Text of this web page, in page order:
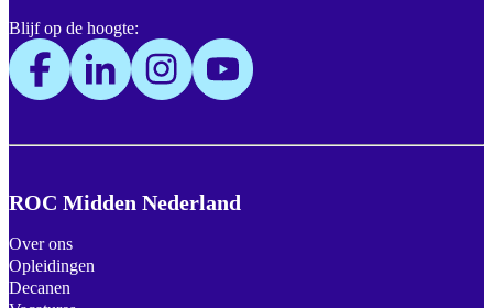
ROC Midden Nederland
Over ons
Opleidingen
Decanen
Blijf op de hoogte: